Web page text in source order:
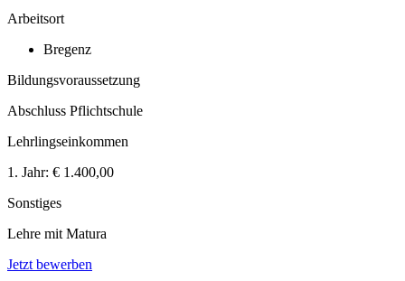
Arbeitsort
Bregenz
Bildungsvoraussetzung
Abschluss Pflichtschule
Lehrlingseinkommen
1. Jahr: € 1.400,00
Sonstiges
Lehre mit Matura
Jetzt bewerben